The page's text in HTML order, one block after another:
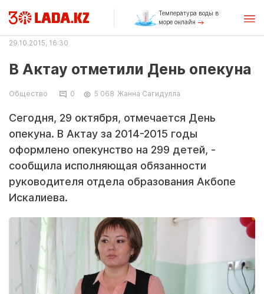
Температура воды в
море онлайн
29.10.2015, 16:30
В Актау отметили День опекуна
Общество 0 5 068 Жанна Сагидулла
Сегодня, 29 октября, отмечается День
опекуна. В Актау за 2014-2015 годы
оформлено опекунство на 299 детей, -
сообщила исполняющая обязанности
руководителя отдела образования Акбопе
Искалиева.